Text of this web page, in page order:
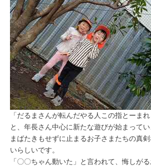
「だるまさんが転んだやる人この指とーまれ
と、年長さん中心に新たな遊びが始まってい
まばたきもせずに止まるお子さまたちの真
いらしいです。
「〇〇ちゃん動いた」と言われて、悔しが